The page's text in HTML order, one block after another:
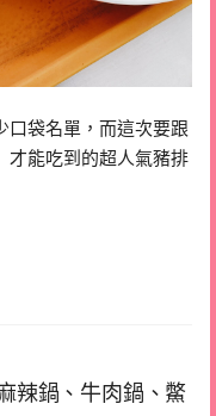
口袋名單，而這次要跟
才能吃到的超人氣豬排
辣鍋、牛肉鍋、鱉